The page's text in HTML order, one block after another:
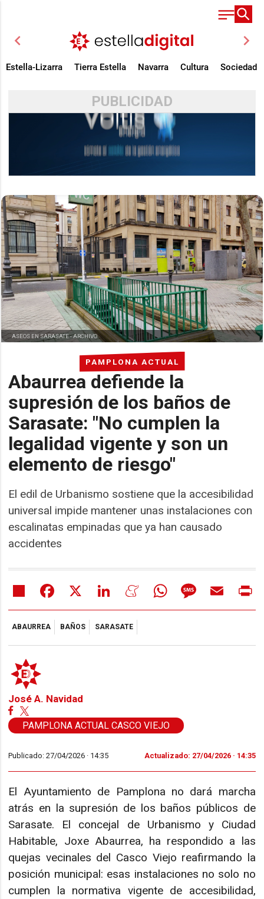
chevron_left chevron_right
Estella-Lizarra Tierra Estella Navarra Cultura Sociedad
PUBLICIDAD
PAMPLONA ACTUAL
Abaurrea defiende la
supresión de los baños de
Sarasate: "No cumplen la
legalidad vigente y son un
elemento de riesgo"
El edil de Urbanismo sostiene que la accesibilidad
universal impide mantener unas instalaciones con
escalinatas empinadas que ya han causado
accidentes
ASEOS EN SARASATE -ARCHIVO
Share Facebook LinkedIn MeneameWhatsAppMessageEmail
ABAURREA BAÑOS SARASATE
José A. Navidad
PAMPLONA ACTUAL CASCO VIEJO
Publicado: 27/04/2026 · 14:35 Actualizado: 27/04/2026 · 14:35
El Ayuntamiento de Pamplona no dará marcha
atrás en la supresión de los baños públicos de
Sarasate. El concejal de Urbanismo y Ciudad
Habitable, Joxe Abaurrea, ha respondido a las
quejas vecinales del Casco Viejo reafirmando la
posición municipal: esas instalaciones no solo no
cumplen la normativa vigente de accesibilidad,